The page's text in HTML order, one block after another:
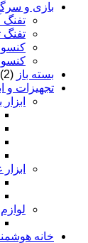
بازی و
تفنگ
بسته باز (2)
تجهیزات و
خانه